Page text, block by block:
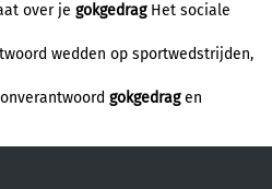
over je gokgedragHet sociale
wedden op sportwedstrijden,
gokgedragen